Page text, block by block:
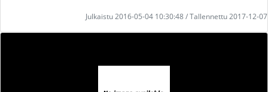
Julkaistu 2016-05-04 10:30:48 / Tallennettu 2017-12-07